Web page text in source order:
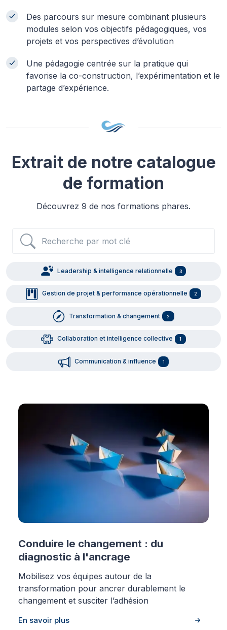
Des parcours sur mesure combinant plusieurs
modules selon vos objectifs pédagogiques, vos
projets et vos perspectives d’évolution
Une pédagogie centrée sur la pratique qui
favorise la co-construction, l’expérimentation et le
partage d’expérience.
Extrait de notre catalogue
de formation
Découvrez 9 de nos formations phares.
Leadership & intelligence relationnelle 3
Gestion de projet & performance opérationnelle 2
Transformation & changement 2
Collaboration et intelligence collective 1
Communication & influence 1
Conduire le changement : du
diagnostic à l'ancrage
Mobilisez vos équipes autour de la
transformation pour ancrer durablement le
changement et susciter l’adhésion
En savoir plus